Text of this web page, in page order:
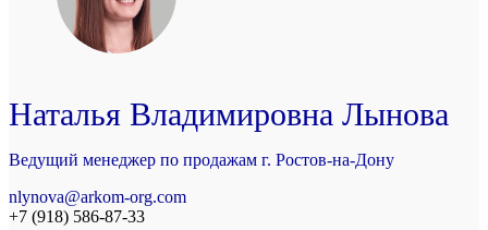
Наталья Владимировна Лынова
Ведущий менеджер по продажам г. Ростов-на-Дону
nlynova@arkom-org.com
+7 (918) 586-87-33